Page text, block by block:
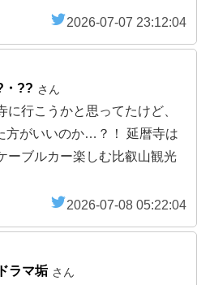
2026-07-07 23:12:04
・?? さん
に行こうかと思ってたけど、
方がいいのか…？！ 延暦寺は
ーブルカー楽しむ比叡山観光
2026-07-08 05:22:04
ラマ垢 さん